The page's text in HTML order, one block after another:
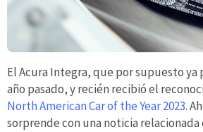
El Acura Integra, que por supuesto ya
año pasado, y recién recibió el
North American Car of the Year 2023.
sorprende con una noticia